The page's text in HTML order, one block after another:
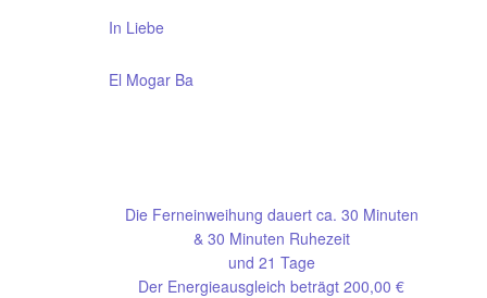
Die Ferneinweihung dauert ca. 30 Minuten
& 30 Minuten Ruhezeit
und 21 Tage
Der Energieausgleich beträgt 200,00 €
In Liebe
El Mogar Ba